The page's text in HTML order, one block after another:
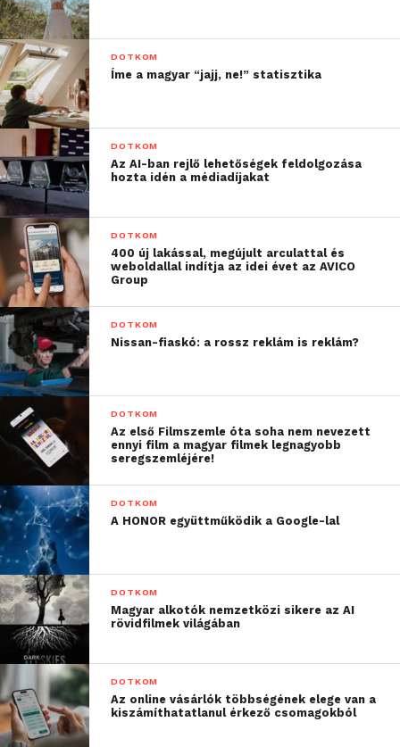
DOTKOM
Íme a magyar “jajj, ne!” statisztika
DOTKOM
Az AI-ban rejlő lehetőségek feldolgozása
hozta idén a médiadíjakat
DOTKOM
400 új lakással, megújult arculattal és
weboldallal indítja az idei évet az AVICO
Group
DOTKOM
Nissan-fiaskó: a rossz reklám is reklám?
DOTKOM
Az első Filmszemle óta soha nem nevezett
ennyi film a magyar filmek legnagyobb
seregszemléjére!
DOTKOM
A HONOR együttműködik a Google-lal
DOTKOM
Magyar alkotók nemzetközi sikere az AI
rövidfilmek világában
DOTKOM
Az online vásárlók többségének elege van a
kiszámíthatatlanul érkező csomagokból